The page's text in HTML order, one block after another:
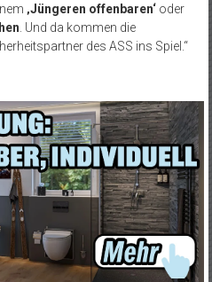
‚Jüngeren offenbaren‘oder
. Und da kommen die
des ASS ins Spiel.“